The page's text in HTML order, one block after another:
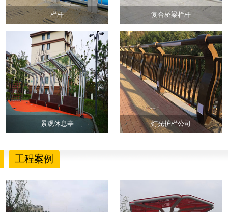
栏杆 复合桥梁栏杆
景观休息亭 灯光护栏公司
工程案例